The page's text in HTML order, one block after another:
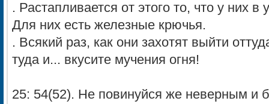
. Растапливается от этого то, что y них в
Для них есть железные крючья.
. Всякий раз, как они захотят выйти
туда и... вкусите мучения огня!
25: 54(52). He повинуйся же неверным и